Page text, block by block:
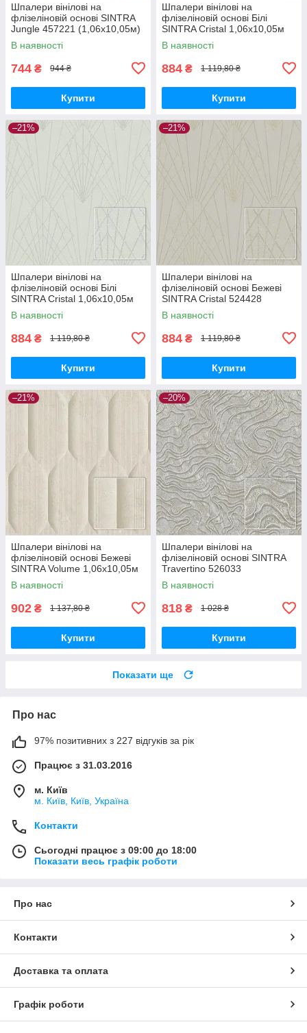
Шпалери вінілові на
флізеліновій основі SINTRA
Jungle 457221 (1,06х10,05м)
В наявності
744 ₴ 944 ₴
Купити
Шпалери вінілові на
флізеліновій основі Білі
SINTRA Cristal 1,06х10,05м
(524404)
В наявності
884 ₴ 1 119,80 ₴
Купити
–21%
Шпалери вінілові на
флізеліновій основі Білі
SINTRA Cristal 1,06х10,05м
(524411)
В наявності
884 ₴ 1 119,80 ₴
Купити
–21%
Шпалери вінілові на
флізеліновій основі Бежеві
SINTRA Cristal 524428
(1,06х10,05м)
В наявності
884 ₴ 1 119,80 ₴
Купити
–21%
Шпалери вінілові на
флізеліновій основі Бежеві
SINTRA Volume 1,06х10,05м
(526217)
В наявності
902 ₴ 1 137,80 ₴
Купити
–20%
Шпалери вінілові на
флізеліновій основі SINTRA
Travertino 526033
(1,06х10,05м)
В наявності
818 ₴ 1 028 ₴
Купити
Показати ще
Про нас
97% позитивних з 227 відгуків за рік
Працює з 31.03.2016
м. Київ
м. Київ, Київ, Україна
Контакти
Сьогодні працює з 09:00 до 18:00
Показати весь графік роботи
Про нас
Контакти
Доставка та оплата
Графік роботи